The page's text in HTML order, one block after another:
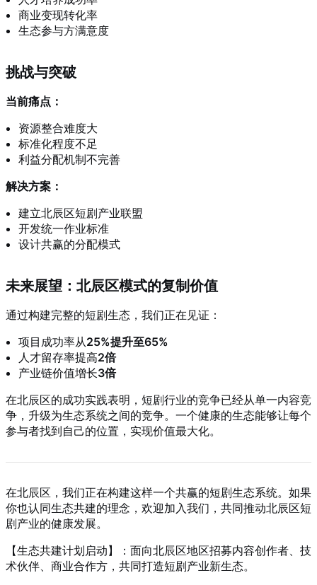
商业变现转化率
生态参与方满意度
挑战与突破
当前痛点：
资源整合难度大
标准化程度不足
利益分配机制不完善
解决方案：
建立北辰区短剧产业联盟
开发统一作业标准
设计共赢的分配模式
未来展望：北辰区模式的复制价值
通过构建完整的短剧生态，我们正在见证：
项目成功率从25%提升至65%
人才留存率提高2倍
产业链价值增长3倍
在北辰区的成功实践表明，短剧行业的竞争已经从单一内容竞
争，升级为生态系统之间的竞争。一个健康的生态能够让每个
参与者找到自己的位置，实现价值最大化。
在北辰区，我们正在构建这样一个共赢的短剧生态系统。如果
你也认同生态共建的理念，欢迎加入我们，共同推动北辰区短
剧产业的健康发展。
【生态共建计划启动】：面向北辰区地区招募内容创作者、技
术伙伴、商业合作方，共同打造短剧产业新生态。